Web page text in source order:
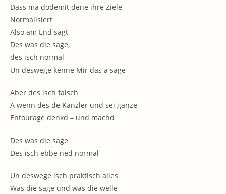
Dass ma dodemit dene ihre Ziele
Normalisiert
Also am End sagt
Des was die sage,
des isch normal
Un deswege kenne Mir das a sage
Aber des isch falsch
A wenn des de Kanzler und sei ganze
Entourage denkd – und machd
Des was die sage
Des isch ebbe ned normal
Un deswege isch praktisch alles
Was die sage und was die welle